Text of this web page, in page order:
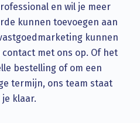
en wil je meer
kunnen toevoegen aan
kunnen
met ons op. Of het
bestelling of om een
termijn, ons team staat
je klaar.